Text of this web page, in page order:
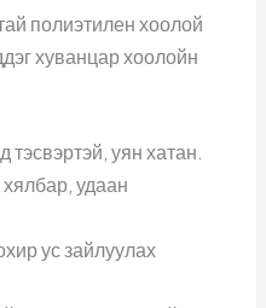
полиэтилен хоолой
хуванцар хоолойн
тэсвэртэй, уян хатан.
удаан
ус зайлуулах